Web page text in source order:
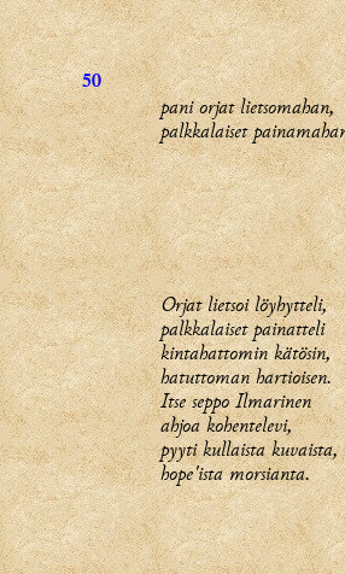
50
pani orjat lietsomahan,
palkkalaiset
Orjat lietsoi löyhytteli,
palkkalaiset painatteli
kintahattomin kätösin,
hatuttoman hartioisen.
Itse seppo Ilmarinen
ahjoa kohentelevi,
pyyti kullaista kuvaista,
hope'ista morsianta.